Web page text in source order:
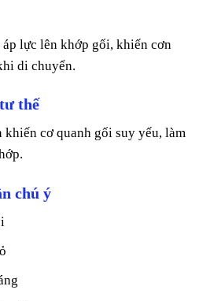
lực lên khớp gối, khiến cơn
di chuyển.
thế
cơ quanh gối suy yếu, làm
chú ý